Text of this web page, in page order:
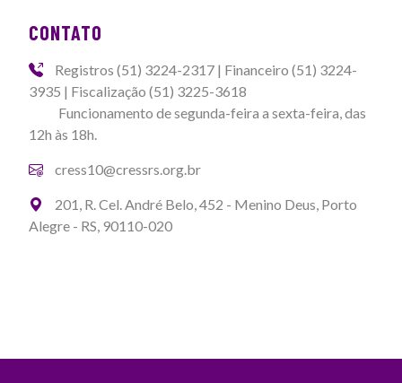
CONTATO
Registros (51) 3224-2317 | Financeiro (51) 3224-
3935 | Fiscalização (51) 3225-3618
Funcionamento de segunda-feira a sexta-feira, das
12h às 18h.
cress10@cressrs.org.br
201, R. Cel. André Belo, 452 - Menino Deus, Porto
Alegre - RS, 90110-020